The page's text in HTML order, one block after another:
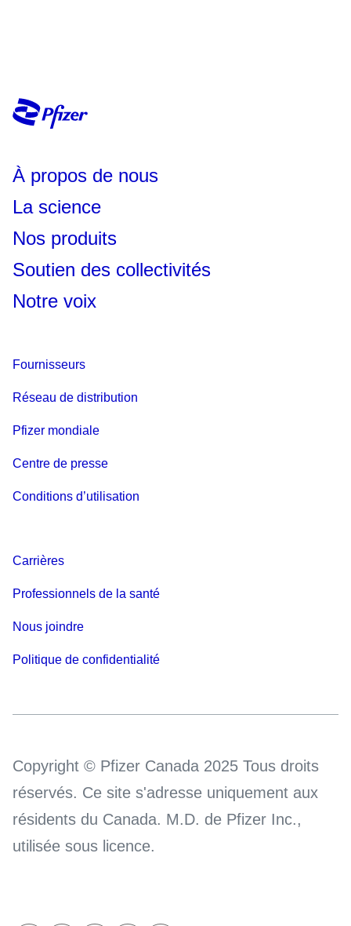
À propos de nous
La science
Nos produits
Soutien des collectivités
Notre voix
Fournisseurs
Réseau de distribution
Pfizer mondiale
Centre de presse
Conditions d’utilisation
Carrières
Professionnels de la santé
Nous joindre
Politique de confidentialité
Copyright © Pfizer Canada 2025 Tous droits
réservés. Ce site s'adresse uniquement aux
résidents du Canada. M.D. de Pfizer Inc.,
utilisée sous licence.